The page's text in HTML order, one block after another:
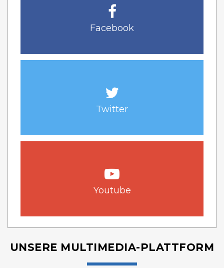
Facebook
Twitter
Youtube
UNSERE MULTIMEDIA-PLATTFORM